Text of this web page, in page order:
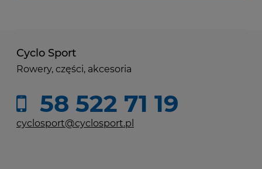
Cyclo Sport
Rowery, części, akcesoria
58 522 71 19
cyclosport@cyclosport.pl